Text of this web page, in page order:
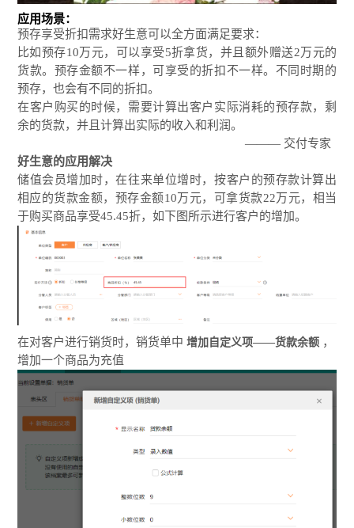
应用场景：
预存享受折扣需求好生意可以全方面满足要求：
比如预存10万元，可以享受5折拿货，并且额外赠送2万元的
货款。预存金额不一样，可享受的折扣不一样。不同时期的
预存，也会有不同的折扣。
在客户购买的时候，需要计算出客户实际消耗的预存款，剩
余的货款，并且计算出实际的收入和利润。
——— 交付专家
好生意的应用解决
储值会员增加时，在往来单位增时，按客户的预存款计算出
相应的货款金额，预存金额10万元，可拿货款22万元，相当
于购买商品享受45.45折，如下图所示进行客户的增加。
在对客户进行销货时，销货单中 增加自定义项——货款余额 ，
增加一个商品为充值